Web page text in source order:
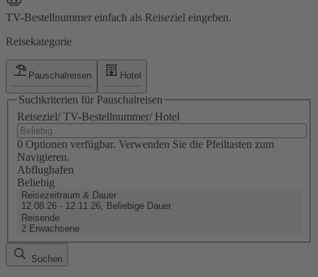
TV-Bestellnummer einfach als Reiseziel eingeben.
Reisekategorie
Pauschalreisen Hotel
Suchkriterien für Pauschalreisen
Reiseziel/ TV-Bestellnummer/ Hotel
0 Optionen verfügbar. Verwenden Sie die Pfeiltasten zum
Navigieren.
Abflughafen
Beliebig
Reisezeitraum & Dauer
12.08.26 - 12.11.26, Beliebige Dauer
Reisende
2 Erwachsene
Suchen